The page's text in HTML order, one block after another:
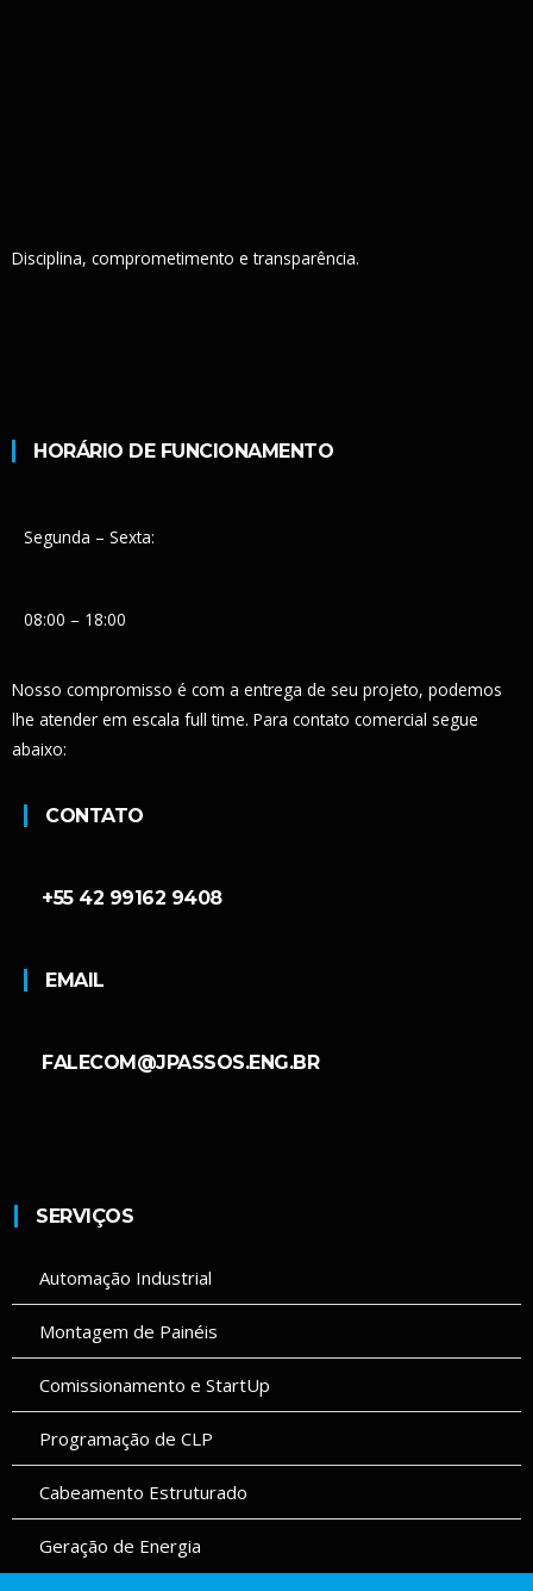
Disciplina, comprometimento e transparência.
HORÁRIO DE FUNCIONAMENTO
Segunda – Sexta:
08:00 – 18:00
Nosso compromisso é com a entrega de seu projeto, podemos
lhe atender em escala full time. Para contato comercial segue
abaixo:
CONTATO
+55 42 99162 9408
EMAIL
FALECOM@JPASSOS.ENG.BR
SERVIÇOS
Automação Industrial
Montagem de Painéis
Comissionamento e StartUp
Programação de CLP
Cabeamento Estruturado
Geração de Energia